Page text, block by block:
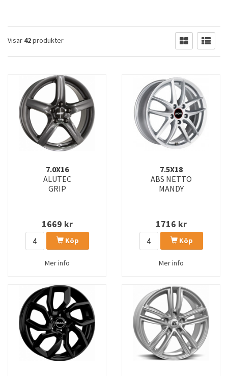
Visar 42produkter
7.0X16
ALUTEC
GRIP
1669 kr
Köp
Mer info
7.5X18
ABS NETTO
MANDY
1716 kr
Köp
Mer info